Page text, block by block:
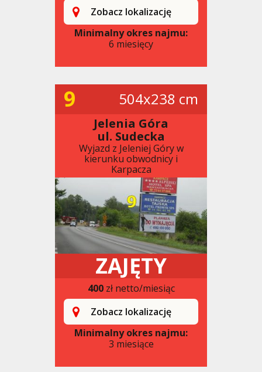
Zobacz lokalizację
Minimalny okres najmu:
6 miesięcy
9 504x238 cm
Jelenia Góra
ul. Sudecka
Wyjazd z Jeleniej Góry w
kierunku obwodnicy i
Karpacza
ZAJĘTY
400zł netto/miesiąc
Zobacz lokalizację
Minimalny okres najmu:
3 miesiące